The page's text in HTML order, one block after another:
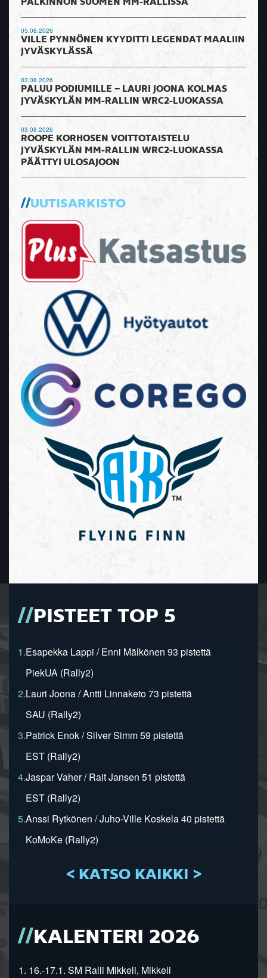
PALKINNON SUOMEN MM-RALLISSA
05.08.2026
VILLE PYNNÖNEN KYYDITTI LEGENDAT MAALIIN
JYVÄSKYLÄSSÄ
03.08.2026
PALUU PODIUMILLE – LAURI JOONA KOLMAS
JYVÄSKYLÄN MM-RALLIN WRC2-LUOKASSA
03.08.2026
ROOPE KORHOSEN VOITTOTAISTELU
JYVÄSKYLÄN MM-RALLIN WRC2-LUOKASSA
PÄÄTTYI ULOSAJOON
UUTISARKISTO
PISTEET TOP 5
1.Esapekka Lappi / Enni Mälkönen 93 pistettä
PiekUA (Rally2)
2.Lauri Joona / Antti Linnaketo 73 pistettä
SAU (Rally2)
3.Patrick Enok / Silver Simm 59 pistettä
EST (Rally2)
4.Jaspar Vaher / Rait Jansen 51 pistettä
EST (Rally2)
5.Anssi Rytkönen / Juho-Ville Koskela 40 pistettä
KoMoKe (Rally2)
< KATSO KAIKKI >
KALENTERI 2026
1. 16.-17.1. SM Ralli Mikkeli, Mikkeli